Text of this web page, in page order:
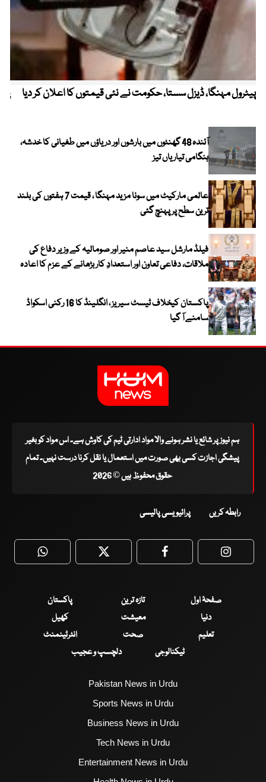
پیٹرول مہنگا، ڈیزل سستا، حکومت نے نئی قیمتوں کا اعلان کر دیا
آئندہ 48 گھنٹوں میں بارشوں اور دریاؤں میں طغیانی کا خدشہ،
ہنگامی تیاریاں تیز
عالمی مارکیٹ میں سونا مزید مہنگا ، قیمت 7 ہفتوں کی بلند
ترین سطح پر پہنچ گئی
فیلڈ مارشل سید عاصم منیر اور صومالیہ کے وزیر دفاع کی
ملاقات، دفاعی تعاون اور استعدادِ کار بڑھانے کے عزم کا اعادہ
پاکستان کیخلاف ٹیسٹ سیریز ، انگلینڈ کا 16 رکنی اسکواڈ
سامنے آ گیا
ہم نیوز پر شائع یا نشر ہونے والا مواد ادارتی ٹیم کی کاوش ہے۔ اس مواد کو بغیر
پیشگی اجازت کسی بھی صورت میں استعمال یا نقل کرنا درست نہیں۔ تمام
حقوق محفوظ ہیں © 2026
رابطہ کریں پرائیویسی پالیسی
WhatsApp Twitter Facebook
صفحۂ اول تازہ ترین
پاکستان
دنیا
معیشت
کھیل
تعلیم
صحت
انٹرٹینمنٹ
ٹیکنالوجی
دلچسپ و عجیب
Pakistan News in Urdu
Sports News in Urdu
Business News in Urdu
Tech News in Urdu
Entertainment News in Urdu